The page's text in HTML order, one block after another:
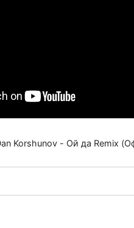
Korshunov - Ой да Remix